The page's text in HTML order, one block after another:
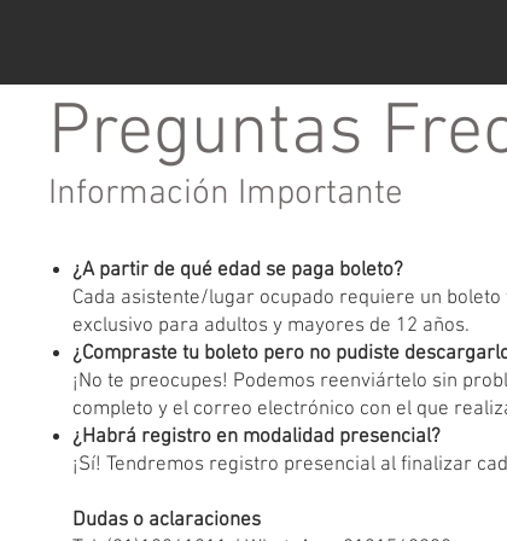
Preguntas
Información Importante
¿A partir de qué edad se paga boleto?
Cada asistente/lugar ocupado requiere un
exclusivo para adultos y mayores de 12 años.
¿Compraste tu boleto pero no pudiste
¡No te preocupes! Podemos reenviártelo sin
completo y el correo electrónico con el que
¿Habrá registro en modalidad presencial?
¡Sí! Tendremos registro presencial al finalizar
Dudas o aclaraciones